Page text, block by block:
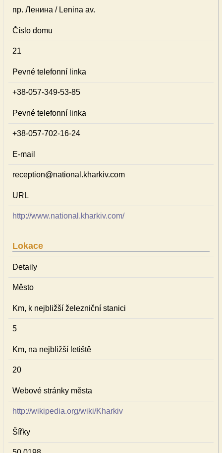
пр. Ленина / Lenina av.
Číslo domu
21
Pevné telefonní linka
+38-057-349-53-85
Pevné telefonní linka
+38-057-702-16-24
E-mail
reception@national.kharkiv.com
URL
http://www.national.kharkiv.com/
Lokace
Detaily
Město
Km, k nejbližší železniční stanici
5
Km, na nejbližší letiště
20
Webové stránky města
http://wikipedia.org/wiki/Kharkiv
Šířky